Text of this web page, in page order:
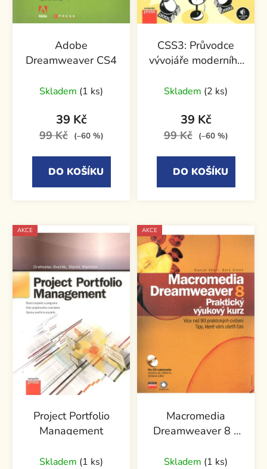
Adobe
Dreamweaver CS4
Skladem (1 ks)
39 Kč
99 Kč (–60 %)
DO KOŠÍKU
CSS3: Průvodce
vývojáře moderního
Skladem (2 ks)
39 Kč
99 Kč (–60 %)
DO KOŠÍKU
AKCE
Project Portfolio
Management
Skladem (1 ks)
AKCE
Macromedia
Dreamweaver 8 -
kurz
Skladem (1 ks)